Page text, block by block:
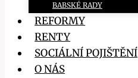
BABSKÉ RADY
REFORMY
RENTY
SOCIÁLNÍ POJIŠTĚNÍ
O NÁS